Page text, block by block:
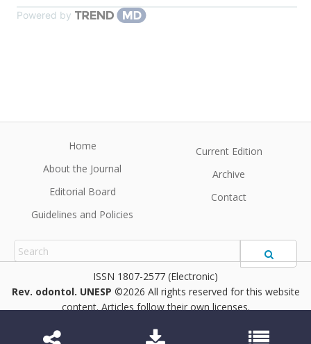
Powered by
Home
About the Journal
Editorial Board
Guidelines and Policies
Current Edition
Archive
Contact
1807-2577 (Electronic)
Rev. odontol. UNESP ©2026 All rights reserved for this website
content. Articles follow their own licenses.